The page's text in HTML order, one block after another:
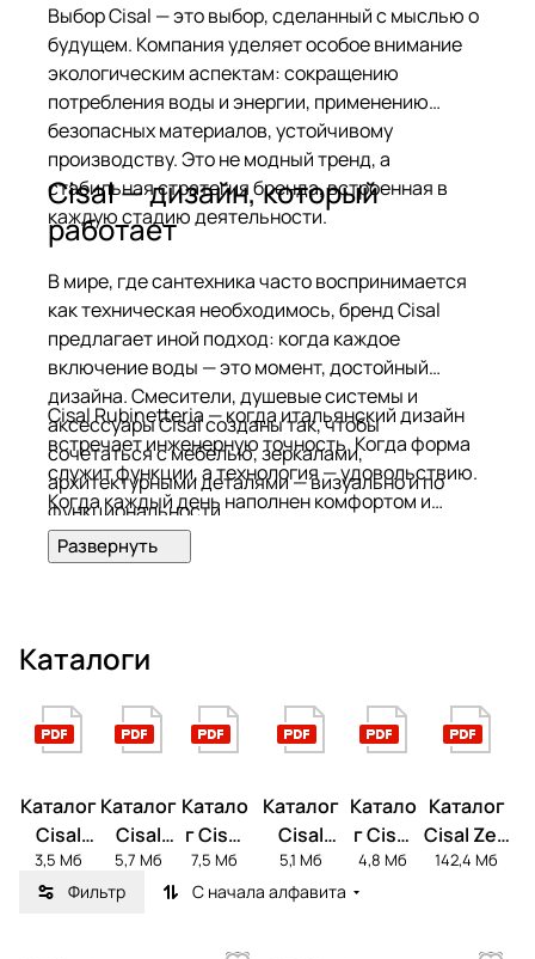
Выбор Cisal — это выбор, сделанный с мыслью о
будущем. Компания уделяет особое внимание
экологическим аспектам: сокращению
потребления воды и энергии, применению
безопасных материалов, устойчивому
производству. Это не модный тренд, а
стабильная стратегия бренда, встроенная в
каждую стадию деятельности.
Cisal — дизайн, который
работает
В мире, где сантехника часто воспринимается
как техническая необходимось, бренд Cisal
предлагает иной подход: когда каждое
включение воды — это момент, достойный
дизайна. Смесители, душевые системы и
аксессуары Cisal созданы так, чтобы
сочетаться с мебелью, зеркалами,
архитектурными деталями — визуально и по
функциональности.
Cisal Rubinetteria — когда итальянский дизайн
встречает инженерную точность. Когда форма
служит функции, а технология — удовольствию.
Когда каждый день наполнен комфортом и
элегантностью. Cisal. Design that works.
Каталоги
Каталог
Cisal
Arcana
3,5 Мб
Каталог
Cisal
Cherie
5,7 Мб
Катало
г Cisal
Cubic
7,5 Мб
Каталог
Cisal
Nuova
Less
5,1 Мб
Катало
г Cisal
Slim
4,8 Мб
Каталог
Cisal Zen
Shower
142,4 Мб
Фильтр С начала алфавита